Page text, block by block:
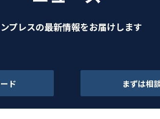
プレスの最新情報をお届けします
ド まずは相